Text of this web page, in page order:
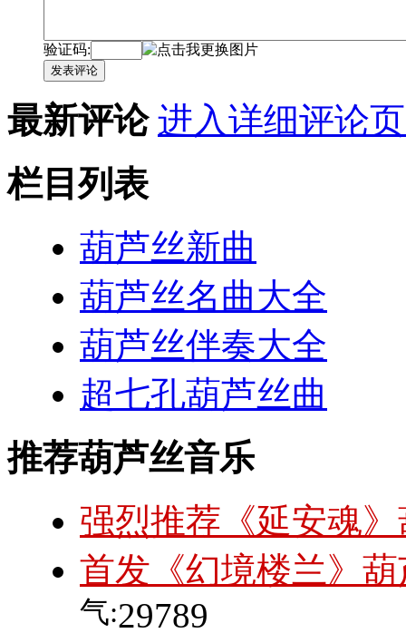
验证码:
发表评论
最新评论 进入详细评论
栏目列表
葫芦丝新曲
葫芦丝名曲大全
葫芦丝伴奏大全
超七孔葫芦丝曲
推荐葫芦丝音乐
强烈推荐《延安魂
首发《幻境楼兰》
气:29789